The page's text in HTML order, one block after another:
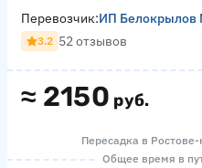
≈ 2150 руб.
Перевозчик:ИП Белокрылов
3.2 52 отзывов
Пересадка в
Общее время в